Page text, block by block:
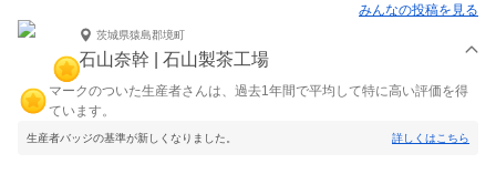
みんなの投稿を見る
茨城県猿島郡境町
石山奈幹 | 石山製茶工場
マークのついた生産者さんは、過去1年間で平均して特に高い評価を得
ています。
生産者バッジの基準が新しくなりました。 詳しくはこちら